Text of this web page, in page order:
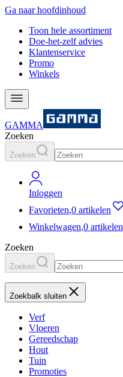
Ga naar hoofdinhoud
Toon hele assortiment
Doe-het-zelf advies
Klantenservice
Promo
Winkels
GAMMA
Zoeken
Zoeken
Inloggen
Favorieten,0 artikelen
Winkelwagen,0 artikelen
Zoeken
Zoeken
Zoekbalk sluiten
Verf
Vloeren
Gereedschap
Hout
Tuin
Promoties